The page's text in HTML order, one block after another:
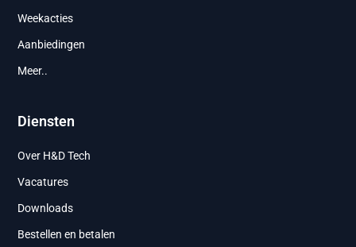
Weekacties
Aanbiedingen
Meer..
Diensten
Over H&D Tech
Vacatures
Downloads
Bestellen en betalen